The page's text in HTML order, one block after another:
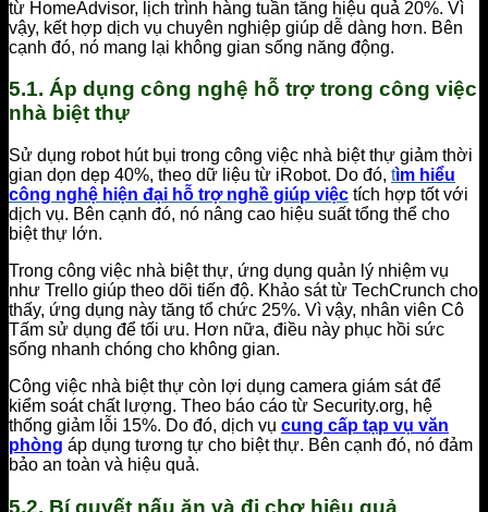
từ HomeAdvisor, lịch trình hàng tuần tăng hiệu quả 20%. Vì
vậy, kết hợp dịch vụ chuyên nghiệp giúp dễ dàng hơn. Bên
cạnh đó, nó mang lại không gian sống năng động.
5.1. Áp dụng công nghệ hỗ trợ trong công việc
nhà biệt thự
Sử dụng robot hút bụi trong công việc nhà biệt thự giảm thời
gian dọn dẹp 40%, theo dữ liệu từ iRobot. Do đó, tìm hiểu
công nghệ hiện đại hỗ trợ nghề giúp việc tích hợp tốt với
dịch vụ. Bên cạnh đó, nó nâng cao hiệu suất tổng thể cho
biệt thự lớn.
Trong công việc nhà biệt thự, ứng dụng quản lý nhiệm vụ
như Trello giúp theo dõi tiến độ. Khảo sát từ TechCrunch cho
thấy, ứng dụng này tăng tổ chức 25%. Vì vậy, nhân viên Cô
Tấm sử dụng để tối ưu. Hơn nữa, điều này phục hồi sức
sống nhanh chóng cho không gian.
Công việc nhà biệt thự còn lợi dụng camera giám sát để
kiểm soát chất lượng. Theo báo cáo từ Security.org, hệ
thống giảm lỗi 15%. Do đó, dịch vụ cung cấp tạp vụ văn
phòng áp dụng tương tự cho biệt thự. Bên cạnh đó, nó đảm
bảo an toàn và hiệu quả.
5.2. Bí quyết nấu ăn và đi chợ hiệu quả